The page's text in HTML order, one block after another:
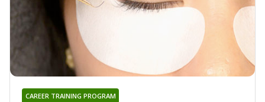
CAREER TRAINING PROGRAM